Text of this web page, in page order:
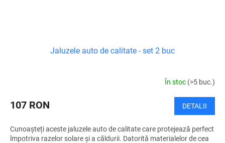
Jaluzele auto de calitate - set 2 buc
În stoc (>5 buc.)
107 RON DETALII
Cunoașteți aceste jaluzele auto de calitate care protejează perfect
împotriva razelor solare și a căldurii. Datorită materialelor de cea